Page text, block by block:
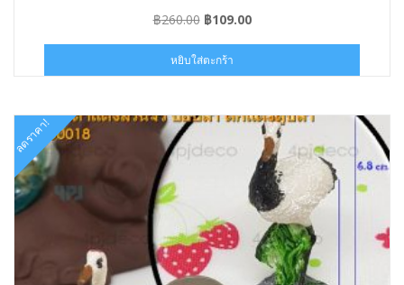
฿260.00 Original
was:
฿260.00.
฿109.00Current
฿109.00.
หยิบใส่ตะกร้า
ลดราคา!